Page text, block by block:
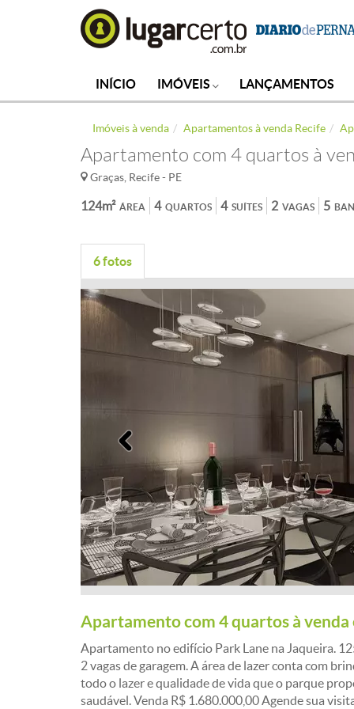
INÍCIO IMÓVEIS LANÇAMENTOS
Imóveis à venda Apartamentos à venda Recife
Apartamento com 4 quartos à
Graças, Recife - PE
ÁREA
124m² QUARTOS
4 SUÍTES
4 VAGAS
2 5
6 fotos
Anterior
Apartamento com 4 quartos à venda
Apartamento no edifício Park Lane na Jaqueira.
2 vagas de garagem. A área de lazer conta com
todo o lazer e qualidade de vida que o parque
saudável. Venda R$ 1.680.000,00 Agende sua